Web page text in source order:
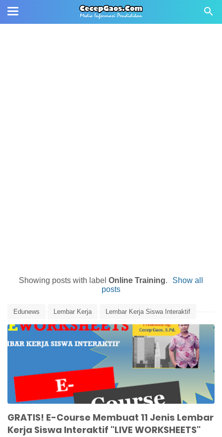
Showing posts with label Online Training.
Show all
posts
Edunews Lembar Kerja Lembar Kerja Siswa Interaktif
Live Worksheets LKS Interaktif Media Pembelajaran
Online Training
GRATIS! E-Course Membuat 11 Jenis Lembar
Kerja Siswa Interaktif "LIVE WORKSHEETS"